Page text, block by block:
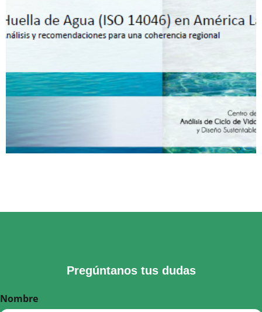
Pregúntanos tus dudas
Nombre